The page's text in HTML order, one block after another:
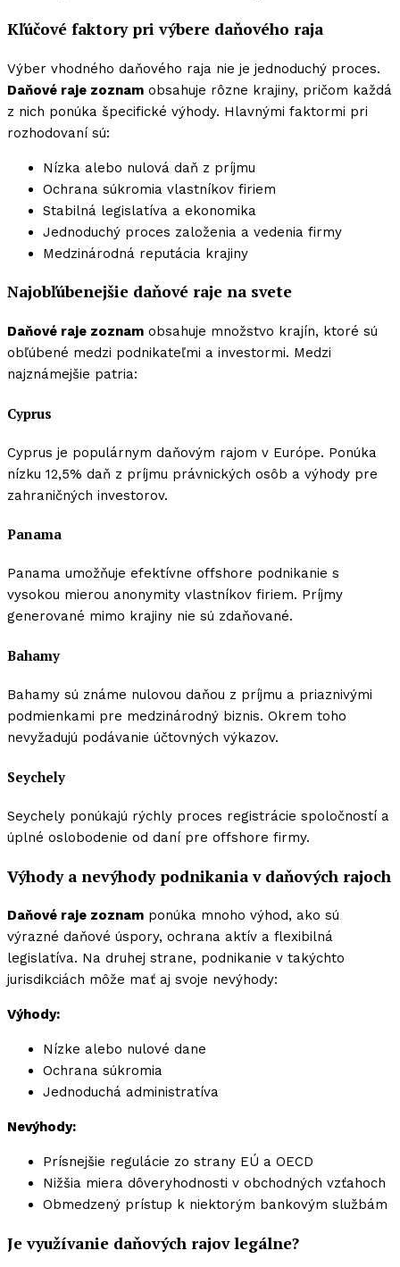
Kľúčové faktory pri výbere daňového raja
Výber vhodného daňového raja nie je jednoduchý proces.
Daňové raje zoznam obsahuje rôzne krajiny, pričom každá
z nich ponúka špecifické výhody. Hlavnými faktormi pri
rozhodovaní sú:
Nízka alebo nulová daň z príjmu
Ochrana súkromia vlastníkov firiem
Stabilná legislatíva a ekonomika
Jednoduchý proces založenia a vedenia firmy
Medzinárodná reputácia krajiny
Najobľúbenejšie daňové raje na svete
Daňové raje zoznam obsahuje množstvo krajín, ktoré sú
obľúbené medzi podnikateľmi a investormi. Medzi
najznámejšie patria:
Cyprus
Cyprus je populárnym daňovým rajom v Európe. Ponúka
nízku 12,5% daň z príjmu právnických osôb a výhody pre
zahraničných investorov.
Panama
Panama umožňuje efektívne offshore podnikanie s
vysokou mierou anonymity vlastníkov firiem. Príjmy
generované mimo krajiny nie sú zdaňované.
Bahamy
Bahamy sú známe nulovou daňou z príjmu a priaznivými
podmienkami pre medzinárodný biznis. Okrem toho
nevyžadujú podávanie účtovných výkazov.
Seychely
Seychely ponúkajú rýchly proces registrácie spoločností a
úplné oslobodenie od daní pre offshore firmy.
Výhody a nevýhody podnikania v daňových rajoch
Daňové raje zoznam ponúka mnoho výhod, ako sú
výrazné daňové úspory, ochrana aktív a flexibilná
legislatíva. Na druhej strane, podnikanie v takýchto
jurisdikciách môže mať aj svoje nevýhody:
Výhody:
Nízke alebo nulové dane
Ochrana súkromia
Jednoduchá administratíva
Nevýhody:
Prísnejšie regulácie zo strany EÚ a OECD
Nižšia miera dôveryhodnosti v obchodných vzťahoch
Obmedzený prístup k niektorým bankovým službám
Je využívanie daňových rajov legálne?